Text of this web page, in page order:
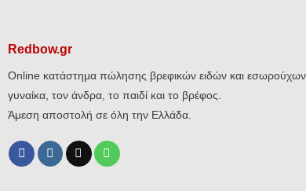
Redbow.gr
Online κατάστημα πώλησης βρεφικών ειδών και εσωρούχων
γυναίκα, τον άνδρα, το παιδί και το βρέφος.
Άμεση αποστολή σε όλη την Ελλάδα.